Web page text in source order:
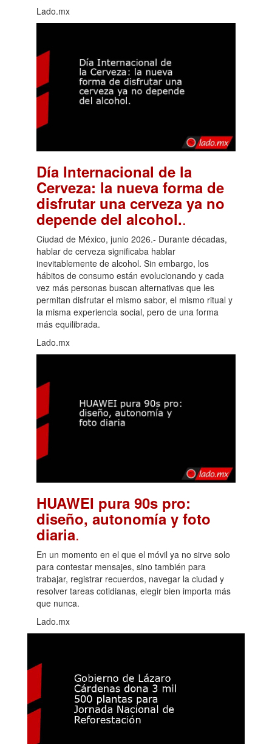
Lado.mx
Día Internacional de la
Cerveza: la nueva forma de
disfrutar una cerveza ya no
depende del alcohol..
Ciudad de México, junio 2026.- Durante décadas,
hablar de cerveza significaba hablar
inevitablemente de alcohol. Sin embargo, los
hábitos de consumo están evolucionando y cada
vez más personas buscan alternativas que les
permitan disfrutar el mismo sabor, el mismo ritual y
la misma experiencia social, pero de una forma
más equilibrada.
Lado.mx
HUAWEI pura 90s pro:
diseño, autonomía y foto
diaria.
En un momento en el que el móvil ya no sirve solo
para contestar mensajes, sino también para
trabajar, registrar recuerdos, navegar la ciudad y
resolver tareas cotidianas, elegir bien importa más
que nunca.
Lado.mx